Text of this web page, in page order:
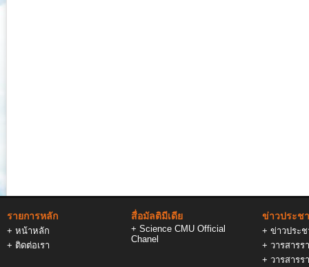
รายการหลัก
+ หน้าหลัก
+ ติดต่อเรา
สื่อมัลติมีเดีย
+ Science CMU Official
Chanel
ข่าวประช
+ ข่าวประ
+ วารสารร
+ วารสารร